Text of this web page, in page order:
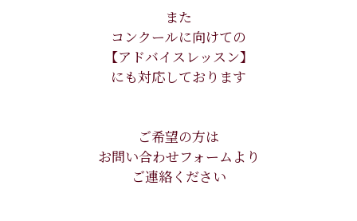
また
コンクールに向けての
【アドバイスレッスン】
にも対応しております
ご希望の方は
お問い合わせフォームより
ご連絡ください